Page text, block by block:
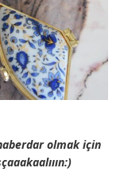
olmak için